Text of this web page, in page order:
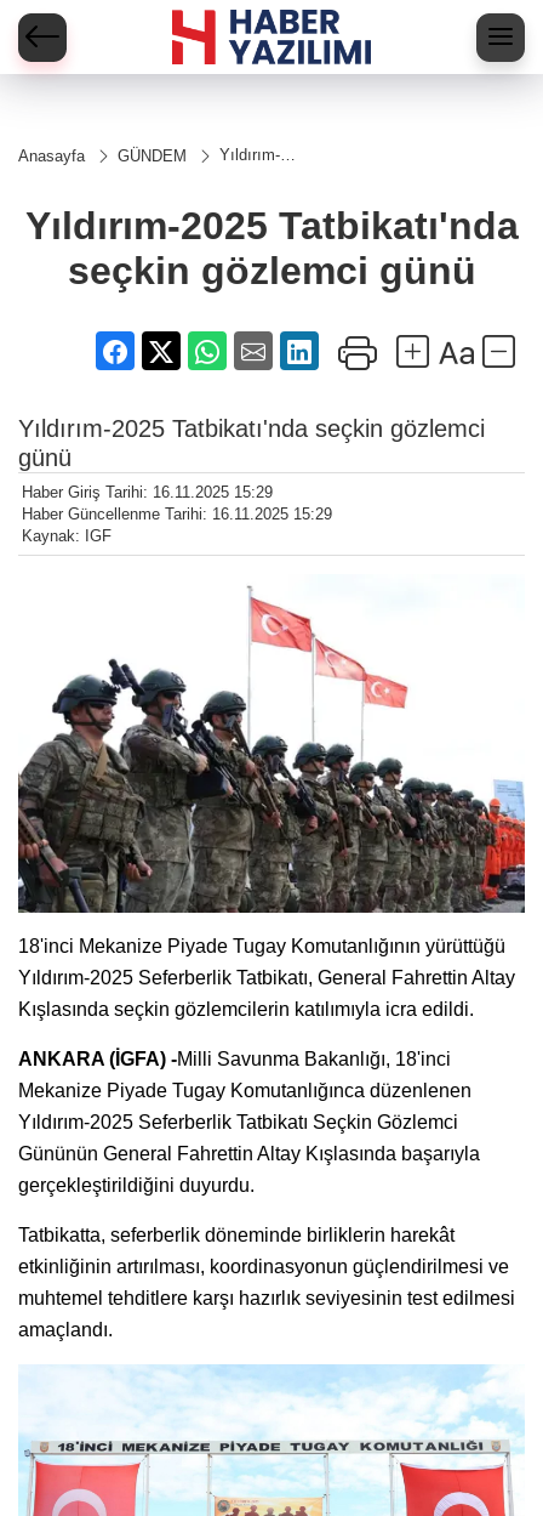
Anasayfa GÜNDEM
Yıldırım-
seçkin
gözlemci
Yıldırım-2025 Tatbikatı'nda
seçkin gözlemci günü
Yıldırım-2025 Tatbikatı'nda seçkin gözlemci
günü
Haber Giriş Tarihi: 16.11.2025 15:29
Haber Güncellenme Tarihi: 16.11.2025 15:29
Kaynak: IGF
18'inci Mekanize Piyade Tugay Komutanlığının yürüttüğü
Yıldırım-2025 Seferberlik Tatbikatı, General Fahrettin Altay
Kışlasında seçkin gözlemcilerin katılımıyla icra edildi.
ANKARA (İGFA) -Milli Savunma Bakanlığı, 18'inci
Mekanize Piyade Tugay Komutanlığınca düzenlenen
Yıldırım-2025 Seferberlik Tatbikatı Seçkin Gözlemci
Gününün General Fahrettin Altay Kışlasında başarıyla
gerçekleştirildiğini duyurdu.
Tatbikatta, seferberlik döneminde birliklerin harekât
etkinliğinin artırılması, koordinasyonun güçlendirilmesi ve
muhtemel tehditlere karşı hazırlık seviyesinin test edilmesi
amaçlandı.